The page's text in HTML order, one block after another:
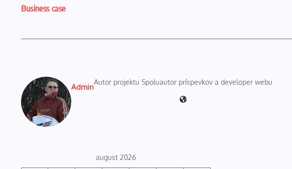
Business case
Admin
Autor projektu Spoluautor príspevkov a developer webu
august 2026